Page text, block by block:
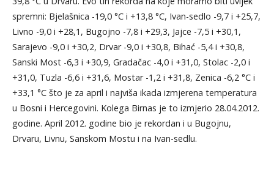
spremni: Bjelašnica -19,0 °C i +13,8 °C, Ivan-sedlo -9,7 i +25,7,
Livno -9,0 i +28,1, Bugojno -7,8 i +29,3, Jajce -7,5 i +30,1,
Sarajevo -9,0 i +30,2, Drvar -9,0 i +30,8, Bihać -5,4 i +30,8,
Sanski Most -6,3 i +30,9, Gradačac -4,0 i +31,0, Stolac -2,0 i
+31,0, Tuzla -6,6 i +31,6, Mostar -1,2 i +31,8, Zenica -6,2 °C i
+33,1 °C što je za april i najviša ikada izmjerena temperatura
u Bosni i Hercegovini. Kolega Birnas je to izmjerio 28.04.2012.
godine. April 2012. godine bio je rekordan i u Bugojnu,
Drvaru, Livnu, Sanskom Mostu i na Ivan-sedlu.